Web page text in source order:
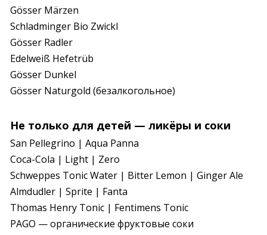
Gösser Märzen
Schladminger Bio Zwickl
Gösser Radler
Edelweiß Hefetrüb
Gösser Dunkel
Gösser Naturgold (безалкогольное)
Не только для детей — ликёры и соки
San Pellegrino | Aqua Panna
Coca-Cola | Light | Zero
Schweppes Tonic Water | Bitter Lemon | Ginger Ale
Almdudler | Sprite | Fanta
Thomas Henry Tonic | Fentimens Tonic
PAGO — органические фруктовые соки